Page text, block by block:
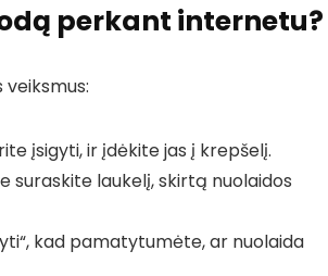
perkant internetu?
įsigyti, ir įdėkite jas į krepšelį.
suraskite laukelį, skirtą nuolaidos
kad pamatytumėte, ar nuolaida